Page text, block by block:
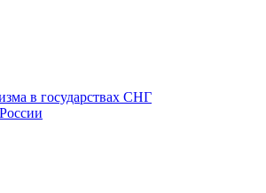
в государствах СНГ